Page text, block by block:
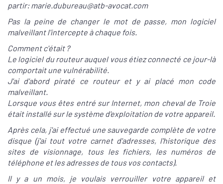
partir: marie.dubureau@atb-avocat.com
Pas la peine de changer le mot de passe, mon logiciel
malveillant l'intercepte à chaque fois.
Comment c'était ?
Le logiciel du routeur auquel vous étiez connecté ce jour-là
comportait une vulnérabilité.
J'ai d'abord piraté ce routeur et y ai placé mon code
malveillant.
Lorsque vous êtes entré sur Internet, mon cheval de Troie
était installé sur le système d'exploitation de votre appareil.
Après cela, j'ai effectué une sauvegarde complète de votre
disque (j'ai tout votre carnet d'adresses, l'historique des
sites de visionnage, tous les fichiers, les numéros de
téléphone et les adresses de tous vos contacts).
Il y a un mois, je voulais verrouiller votre appareil et